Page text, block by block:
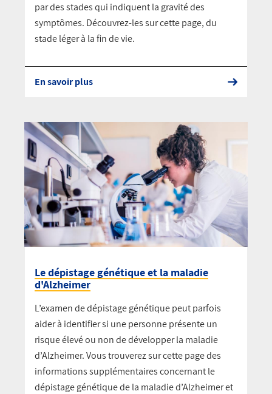
par des stades qui indiquent la gravité des
symptômes. Découvrez-les sur cette page, du
stade léger à la fin de vie.
En savoir plus
Le dépistage génétique et la maladie
d'Alzheimer
L’examen de dépistage génétique peut parfois
aider à identifier si une personne présente un
risque élevé ou non de développer la maladie
d’Alzheimer. Vous trouverez sur cette page des
informations supplémentaires concernant le
dépistage génétique de la maladie d’Alzheimer et